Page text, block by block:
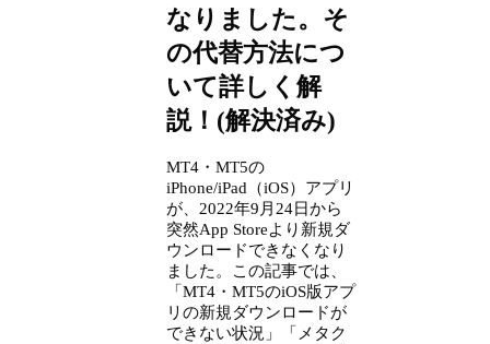
なりました。そ
の代替方法につ
いて詳しく解
説！(解決済み)
MT4・MT5の
iPhone/iPad（iOS）アプリ
が、2022年9月24日から
突然App Storeより新規ダ
ウンロードできなくなり
ました。この記事では、
「MT4・MT5のiOS版アプ
リの新規ダウンロードが
できない状況」「メタク